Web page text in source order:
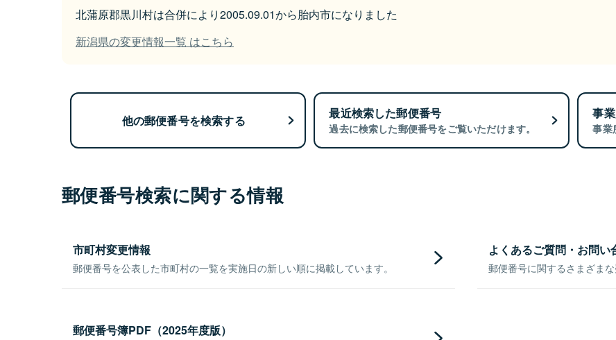
北蒲原郡黒川村は合併により2005.09.01から胎内市になりました
新潟県の変更情報一覧 はこちら
他の郵便番号を検索する 最近検索した郵便番号
過去に検索した郵便番号をご覧いただけます。
事
事業
郵便番号検索に関する情報
市町村変更情報
郵便番号を公表した市町村の一覧を実施日の新しい順に掲載しています。
よくあるご質問・お問い
郵便番号に関するさまざまな
郵便番号簿PDF（2025年度版）